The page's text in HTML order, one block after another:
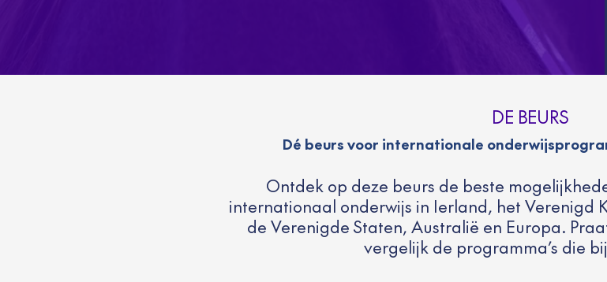
DE BEURS
Dé beurs voor internationale
Ontdek op deze beurs de beste
internationaal onderwijs in Ierland, het Verenigd
de Verenigde Staten, Australië en Europa.
vergelijk de programma’s die